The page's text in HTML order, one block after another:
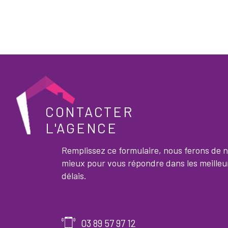
CONTACTER
L'AGENCE
Remplissez ce formulaire, nous ferons de
mieux pour vous répondre dans les
délais.
03 89 57 97 12